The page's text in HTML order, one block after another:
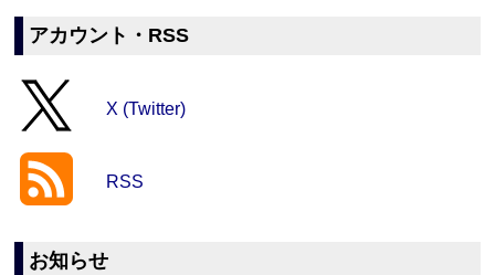
アカウント・RSS
X (Twitter)
RSS
お知らせ